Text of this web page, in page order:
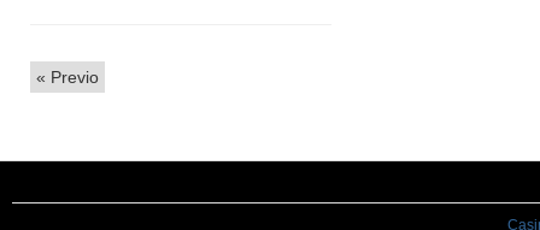
« Previo